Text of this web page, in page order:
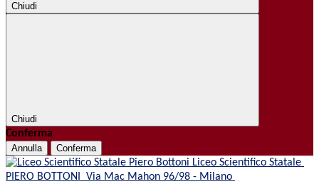
Chiudi
Chiudi
Conferma
Annulla Conferma
Liceo Scientifico Statale
PIERO BOTTONI Via Mac Mahon 96/98 - Milano